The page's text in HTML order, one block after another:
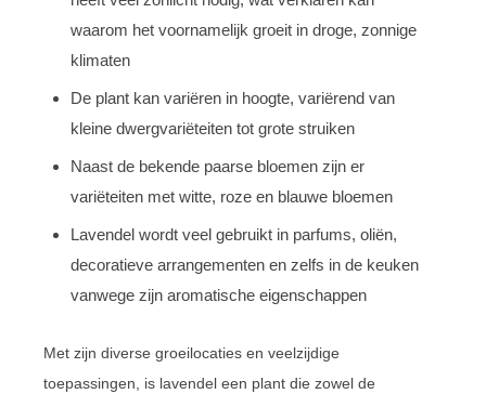
waarom het voornamelijk groeit in droge, zonnige
klimaten
De plant kan variëren in hoogte, variërend van
kleine dwergvariëteiten tot grote struiken
Naast de bekende paarse bloemen zijn er
variëteiten met witte, roze en blauwe bloemen
Lavendel wordt veel gebruikt in parfums, oliën,
decoratieve arrangementen en zelfs in de keuken
vanwege zijn aromatische eigenschappen
Met zijn diverse groeilocaties en veelzijdige
toepassingen, is lavendel een plant die zowel de